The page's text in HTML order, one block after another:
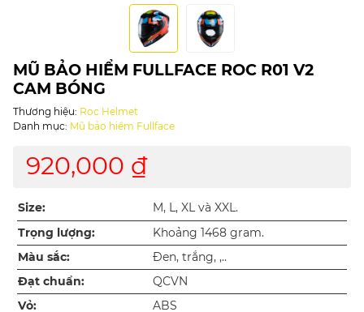
MŨ BẢO HIỂM FULLFACE ROC R01 V2
CAM BÓNG
Thương hiệu: Roc Helmet
Danh mục: Mũ bảo hiểm Fullface
920,000 ₫
Size:
M, L, XL và XXL.
Trọng lượng:
Khoảng 1468 gram.
Màu sắc:
Đen, trắng, ,..
Đạt chuẩn:
QCVN
Vỏ:
ABS